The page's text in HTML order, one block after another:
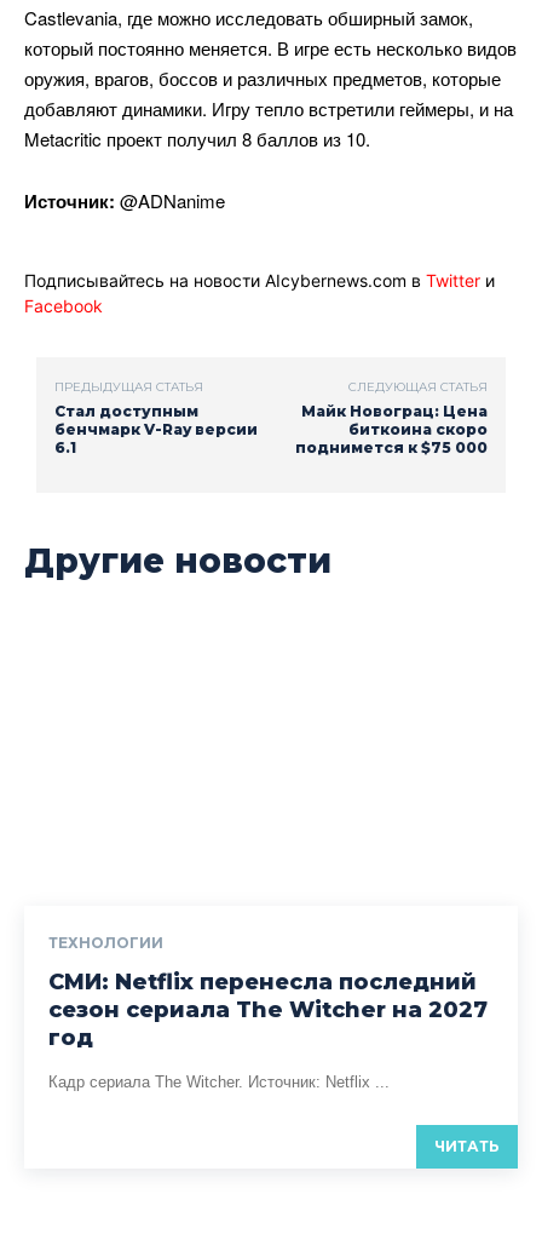
Castlevania, где можно исследовать обширный замок,
который постоянно меняется. В игре есть несколько видов
оружия, врагов, боссов и различных предметов, которые
добавляют динамики. Игру тепло встретили геймеры, и на
Metacritic проект получил 8 баллов из 10.
Источник: @ADNanime
Подписывайтесь на новости AIcybernews.com в Twitter и
Facebook
ПРЕДЫДУЩАЯ СТАТЬЯ
Стал доступным
бенчмарк V-Ray версии
6.1
СЛЕДУЮЩАЯ СТАТЬЯ
Майк Новограц: Цена
биткоина скоро
поднимется к $75 000
Другие новости
ТЕХНОЛОГИИ
СМИ: Netflix перенесла последний
сезон сериала The Witcher на 2027
год
Кадр сериала The Witcher. Источник: Netflix ...
ЧИТАТЬ